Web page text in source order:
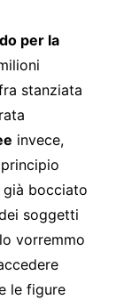
per la
stanziata
invece,
bocciato
soggetti
vorremmo
le figure